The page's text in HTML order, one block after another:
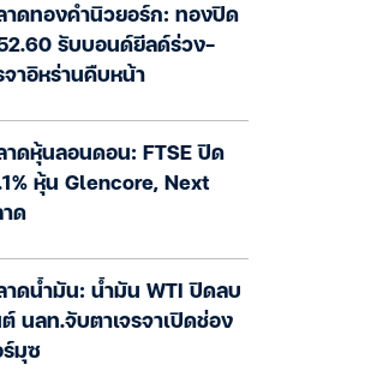
าดทองคำนิวยอร์ก: ทองปิด
รับบอนด์ยีลด์ร่วง-
จาอิหร่านคืบหน้า
าดหุ้นลอนดอน: FTSE ปิด
หุ้น Glencore, Next
ด
าดน้ำมัน: น้ำมัน WTI ปิดลบ
นลท.จับตาเจรจาเปิดช่อง
ร์มุซ